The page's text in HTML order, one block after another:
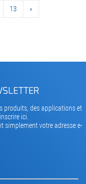
13 »
produits, des applications et
ici.
simplement votre adresse e-